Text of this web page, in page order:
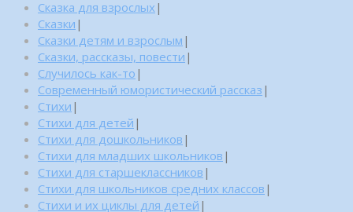
Сказка для взрослых |
Сказки |
Сказки детям и взрослым |
Сказки, рассказы, повести |
Случилось как-то |
Современный юмористический рассказ |
Стихи |
Стихи для детей |
Стихи для дошкольников |
Стихи для младших школьников |
Стихи для старшеклассников |
Стихи для школьников средних классов |
Стихи и их циклы для детей |